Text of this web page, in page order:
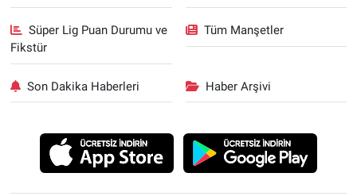
Süper Lig Puan Durumu ve
Fikstür
Tüm Manşetler
Son Dakika Haberleri Haber Arşivi